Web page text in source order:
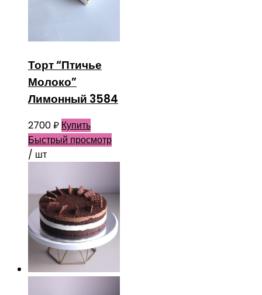
Торт “Птичье
Молоко”
Лимонный 3584
2700₽ Купить
Быстрый просмотр
/ шт